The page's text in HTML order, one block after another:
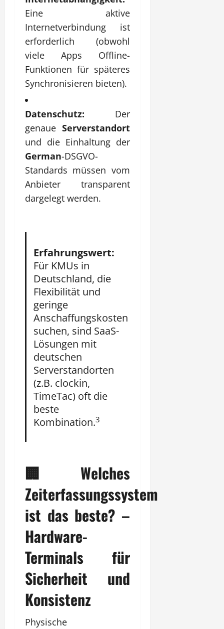
Eine aktive
Internetverbindung ist
erforderlich (obwohl
viele Apps Offline-
Funktionen für späteres
Synchronisieren bieten).
Datenschutz: Der
genaue Serverstandort
und die Einhaltung der
German-DSGVO-
Standards müssen vom
Anbieter transparent
dargelegt werden.
Erfahrungswert:
Für KMUs in
Deutschland, die
Flexibilität und
geringe
Anschaffungskosten
suchen, sind SaaS-
Lösungen mit
deutschen
Serverstandorten
(z.B. clockin,
TimeTac) oft die
beste
Kombination.3
🏢 Welches
Zeiterfassungssystem
ist das beste? –
Hardware-
Terminals für
Sicherheit und
Konsistenz
Physische